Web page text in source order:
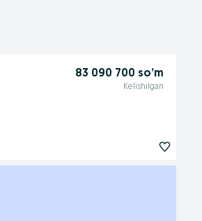
83 090 700 so’m
Kelishilgan